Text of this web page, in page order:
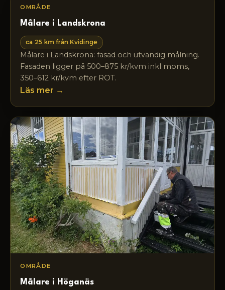
OMRÅDE
Målare i Landskrona
ca 25 km från Kvidinge
Målare i Landskrona: fasad och utvändig målning.
Fasaden ligger på 500–875 kr/kvm inkl moms,
350–612 kr/kvm efter ROT.
Läs mer →
OMRÅDE
Målare i Höganäs